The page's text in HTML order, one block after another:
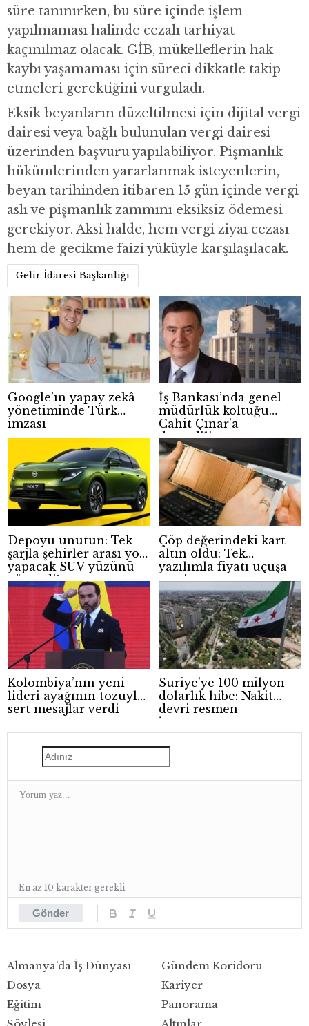
süre tanınırken, bu süre içinde işlem
yapılmaması halinde cezalı tarhiyat
kaçınılmaz olacak. GİB, mükelleflerin hak
kaybı yaşamaması için süreci dikkatle takip
etmeleri gerektiğini vurguladı.
Eksik beyanların düzeltilmesi için dijital vergi
dairesi veya bağlı bulunulan vergi dairesi
üzerinden başvuru yapılabiliyor. Pişmanlık
hükümlerinden yararlanmak isteyenlerin,
beyan tarihinden itibaren 15 gün içinde vergi
aslı ve pişmanlık zammını eksiksiz ödemesi
gerekiyor. Aksi halde, hem vergi ziyaı cezası
hem de gecikme faizi yüküyle karşılaşılacak.
Gelir İdaresi Başkanlığı
Google’ın yapay zekâ
yönetiminde Türk
imzası
İş Bankası’nda genel
müdürlük koltuğu
Cahit Çınar’a
devrediliyor
Depoyu unutun: Tek
şarjla şehirler arası yol
yapacak SUV yüzünü
gösterdi!
Çöp değerindeki kart
altın oldu: Tek
yazılımla fiyatı uçuşa
geçti
Kolombiya’nın yeni
lideri ayağının tozuyla
sert mesajlar verdi
Suriye’ye 100 milyon
dolarlık hibe: Nakit
devri resmen
kapanıyor
Gönder
En az 10 karakter gerekli
Almanya’da İş Dünyası
Dosya
Eğitim
Gündem Koridoru
Kariyer
Panorama